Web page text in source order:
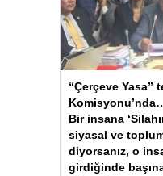
“Çerçeve Yasa”
Bir insana
siyasal ve
diyorsanız, o
girdiğinde